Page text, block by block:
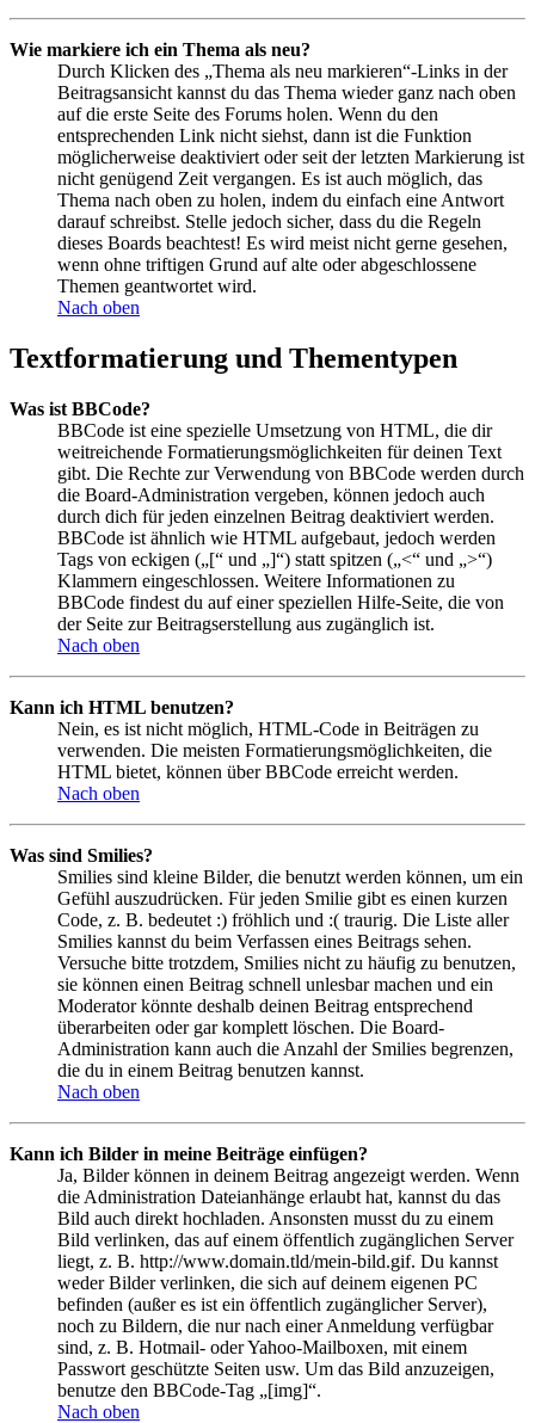
Wie markiere ich ein Thema als neu?
Durch Klicken des „Thema als neu markieren“-Links in der
Beitragsansicht kannst du das Thema wieder ganz nach oben
auf die erste Seite des Forums holen. Wenn du den
entsprechenden Link nicht siehst, dann ist die Funktion
möglicherweise deaktiviert oder seit der letzten Markierung ist
nicht genügend Zeit vergangen. Es ist auch möglich, das
Thema nach oben zu holen, indem du einfach eine Antwort
darauf schreibst. Stelle jedoch sicher, dass du die Regeln
dieses Boards beachtest! Es wird meist nicht gerne gesehen,
wenn ohne triftigen Grund auf alte oder abgeschlossene
Themen geantwortet wird.
Nach oben
Textformatierung und Thementypen
Was ist BBCode?
BBCode ist eine spezielle Umsetzung von HTML, die dir
weitreichende Formatierungsmöglichkeiten für deinen Text
gibt. Die Rechte zur Verwendung von BBCode werden durch
die Board-Administration vergeben, können jedoch auch
durch dich für jeden einzelnen Beitrag deaktiviert werden.
BBCode ist ähnlich wie HTML aufgebaut, jedoch werden
Tags von eckigen („[“ und „]“) statt spitzen („<“ und „>“)
Klammern eingeschlossen. Weitere Informationen zu
BBCode findest du auf einer speziellen Hilfe-Seite, die von
der Seite zur Beitragserstellung aus zugänglich ist.
Nach oben
Kann ich HTML benutzen?
Nein, es ist nicht möglich, HTML-Code in Beiträgen zu
verwenden. Die meisten Formatierungsmöglichkeiten, die
HTML bietet, können über BBCode erreicht werden.
Nach oben
Was sind Smilies?
Smilies sind kleine Bilder, die benutzt werden können, um ein
Gefühl auszudrücken. Für jeden Smilie gibt es einen kurzen
Code, z. B. bedeutet :) fröhlich und :( traurig. Die Liste aller
Smilies kannst du beim Verfassen eines Beitrags sehen.
Versuche bitte trotzdem, Smilies nicht zu häufig zu benutzen,
sie können einen Beitrag schnell unlesbar machen und ein
Moderator könnte deshalb deinen Beitrag entsprechend
überarbeiten oder gar komplett löschen. Die Board-
Administration kann auch die Anzahl der Smilies begrenzen,
die du in einem Beitrag benutzen kannst.
Nach oben
Kann ich Bilder in meine Beiträge einfügen?
Ja, Bilder können in deinem Beitrag angezeigt werden. Wenn
die Administration Dateianhänge erlaubt hat, kannst du das
Bild auch direkt hochladen. Ansonsten musst du zu einem
Bild verlinken, das auf einem öffentlich zugänglichen Server
liegt, z. B. http://www.domain.tld/mein-bild.gif. Du kannst
weder Bilder verlinken, die sich auf deinem eigenen PC
befinden (außer es ist ein öffentlich zugänglicher Server),
noch zu Bildern, die nur nach einer Anmeldung verfügbar
sind, z. B. Hotmail- oder Yahoo-Mailboxen, mit einem
Passwort geschützte Seiten usw. Um das Bild anzuzeigen,
benutze den BBCode-Tag „[img]“.
Nach oben